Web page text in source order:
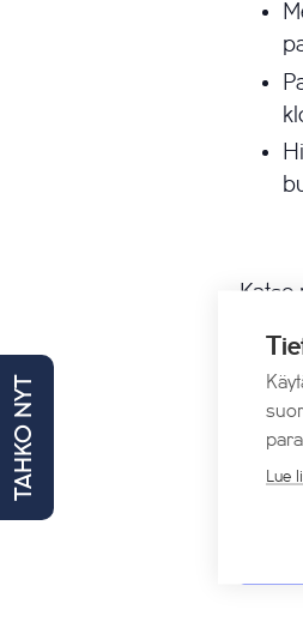
TAHKO NYT
Katso
Lue